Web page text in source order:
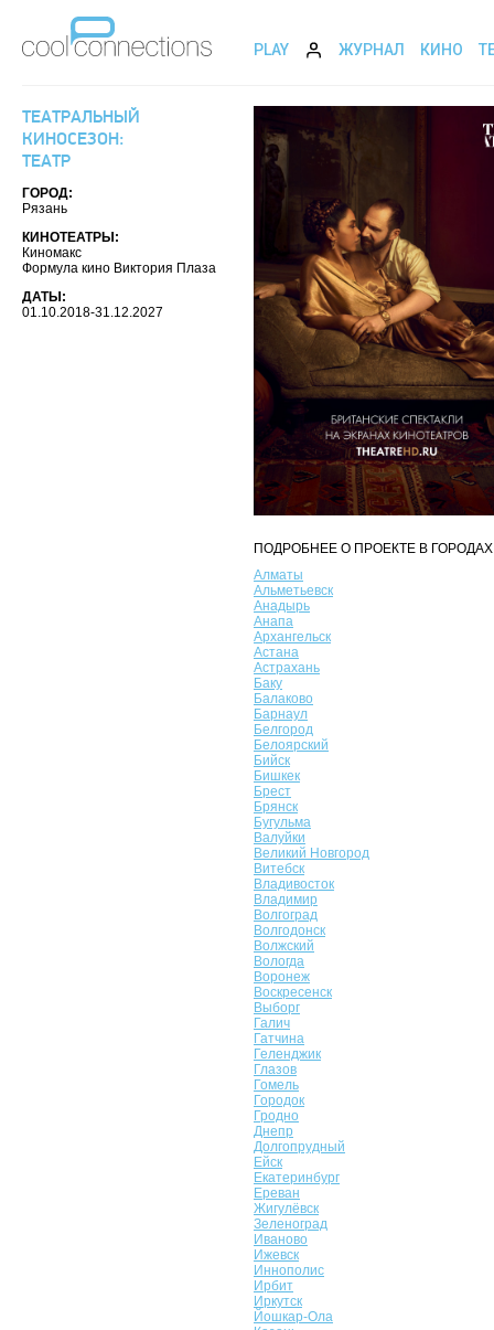
PLAY ЖУРНАЛ КИНО
ТЕАТРАЛЬНЫЙ
КИНОСЕЗОН:
ТЕАТР
ГОРОД:
Рязань
КИНОТЕАТРЫ:
Киномакс
Формула кино Виктория Плаза
ДАТЫ:
01.10.2018-31.12.2027
ПОДРОБНЕЕ О ПРОЕКТЕ В
Алматы
Альметьевск
Анадырь
Анапа
Архангельск
Астана
Астрахань
Баку
Балаково
Барнаул
Белгород
Белоярский
Бийск
Бишкек
Брест
Брянск
Бугульма
Валуйки
Великий Новгород
Витебск
Владивосток
Владимир
Волгоград
Волгодонск
Волжский
Вологда
Воронеж
Воскресенск
Выборг
Галич
Гатчина
Геленджик
Глазов
Гомель
Городок
Гродно
Днепр
Долгопрудный
Ейск
Екатеринбург
Ереван
Жигулёвск
Зеленоград
Иваново
Ижевск
Иннополис
Ирбит
Иркутск
Йошкар-Ола